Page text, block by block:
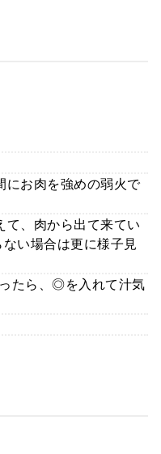
にお肉を強めの弱火で
、肉から出て来てい
い場合は更に様子見
たら、◎を入れて汁気